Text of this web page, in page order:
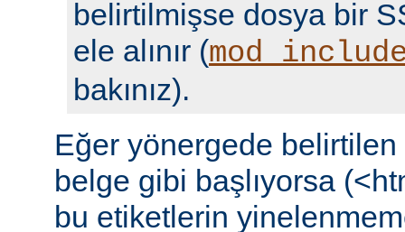
belirtilmişse dosya bir
ele alınır (
bakınız).
Eğer yönergede
belge gibi başlıyorsa
bu etiketlerin